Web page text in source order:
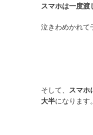
スマホは一度渡
泣きわめかれて
そして、
スマホ
大半になります。